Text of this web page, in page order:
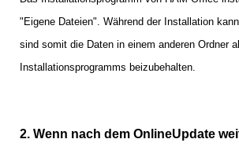
"Eigene Dateien". Während der Installation
sind somit die Daten in einem anderen Ordner
Installationsprogramms beizubehalten.
2. Wenn nach dem OnlineUpdate